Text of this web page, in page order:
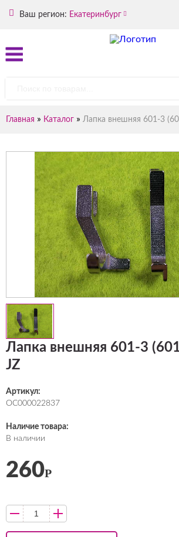
Ваш регион: Екатеринбург
Главная » Каталог » Лапка внешняя 601-3
Лапка внешняя 601-3
JZ
Артикул:
ОС000022837
Наличие товара:
В наличии
260Р